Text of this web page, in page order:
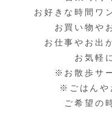
お好きな時間ワ
お買い物や
お仕事やお出
お気軽
※お散歩サ
※ごはんや
ご希望の